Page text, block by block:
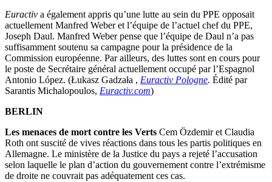
Euractiv a également appris qu’une lutte au sein du PPE opposait
actuellement Manfred Weber et l’équipe de l’actuel chef du PPE,
Joseph Daul. Manfred Weber pense que l’équipe de Daul n’a pas
suffisamment soutenu sa campagne pour la présidence de la
Commission européenne. Par ailleurs, des luttes sont en cours pour
le poste de Secrétaire général actuellement occupé par l’Espagnol
Antonio López. (Łukasz Gadzała , Euractiv Pologne. Édité par
Sarantis Michalopoulos, Euractiv.com)
BERLIN
Les menaces de mort contre les Verts Cem Özdemir et Claudia
Roth ont suscité de vives réactions dans tous les partis politiques en
Allemagne. Le ministère de la Justice du pays a rejeté l’accusation
selon laquelle le plan d’action du gouvernement contre l’extrémisme
de droite ne couvrait pas adéquatement ces cas.